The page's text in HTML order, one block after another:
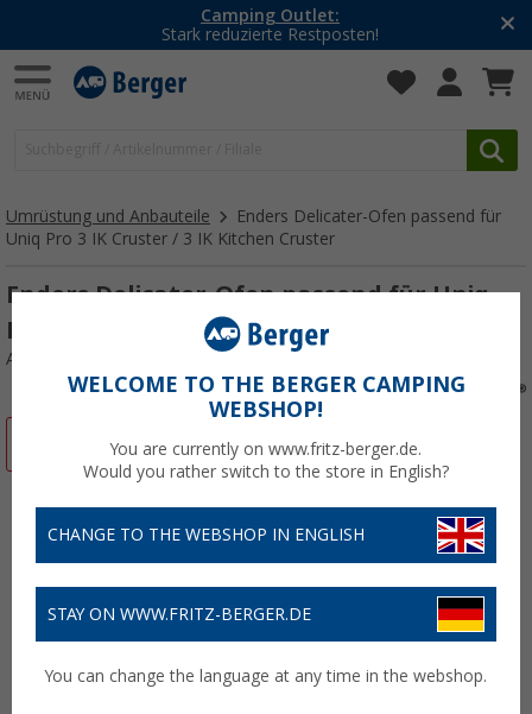
Camping Outlet:
Stark reduzierte Restposten!
Umrüstung und Anbauteile
Enders Delicater-Ofen passend für
Uniq Pro 3 IK Cruster / 3 IK Kitchen Cruster
Enders Delicater-Ofen passend für Uniq
Pro 3 IK Cruster / 3 IK Kitchen Cruster
Art.-Nr.: 545998
WELCOME TO THE BERGER CAMPING
WEBSHOP!
You are currently on www.fritz-berger.de.
Would you rather switch to the store in English?
CHANGE TO THE WEBSHOP IN ENGLISH
STAY ON WWW.FRITZ-BERGER.DE
You can change the language at any time in the webshop.